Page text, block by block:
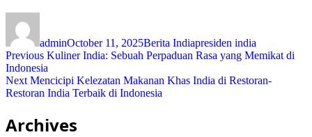
adminOctober 11, 2025Berita Indiapresiden india
Post
navigation
Previous Previous
post:
Kuliner India: Sebuah Perpaduan Rasa yang Memikat di
Indonesia
Next Next
post:
Mencicipi Kelezatan Makanan Khas India di Restoran-
Restoran India Terbaik di Indonesia
Archives